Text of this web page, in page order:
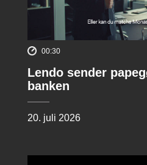
00:30
Lendo sender
banken
20. juli 2026